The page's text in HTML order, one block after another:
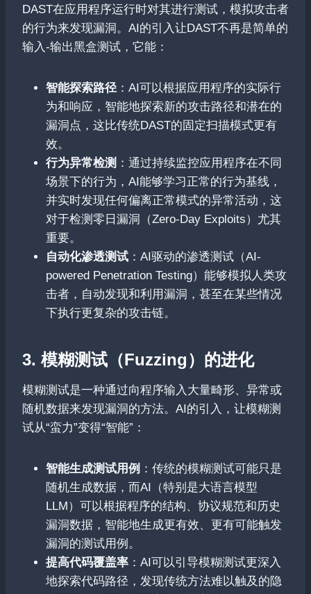
DAST在应用程序运行时对其进行测试，模拟攻击者
的行为来发现漏洞。AI的引入让DAST不再是简单的
输入-输出黑盒测试，它能：
智能探索路径：AI可以根据应用程序的实际行
为和响应，智能地探索新的攻击路径和潜在的
漏洞点，这比传统DAST的固定扫描模式更有
效。
行为异常检测 ：通过持续监控应用程序在不同
场景下的行为，AI能够学习正常的行为基线，
并实时发现任何偏离正常模式的异常活动，这
对于检测零日漏洞（Zero-Day Exploits）尤其
重要。
自动化渗透测试 ：AI驱动的渗透测试（AI-
powered Penetration Testing）能够模拟人类攻
击者，自动发现和利用漏洞，甚至在某些情况
下执行更复杂的攻击链。
3. 模糊测试（Fuzzing）的进化
模糊测试是一种通过向程序输入大量畸形、异常或
随机数据来发现漏洞的方法。AI的引入，让模糊测
试从“蛮力”变得“智能”：
智能生成测试用例 ：传统的模糊测试可能只是
随机生成数据，而AI（特别是大语言模型
LLM）可以根据程序的结构、协议规范和历史
漏洞数据，智能地生成更有效、更有可能触发
漏洞的测试用例。
提高代码覆盖率 ：AI可以引导模糊测试更深入
地探索代码路径，发现传统方法难以触及的隐